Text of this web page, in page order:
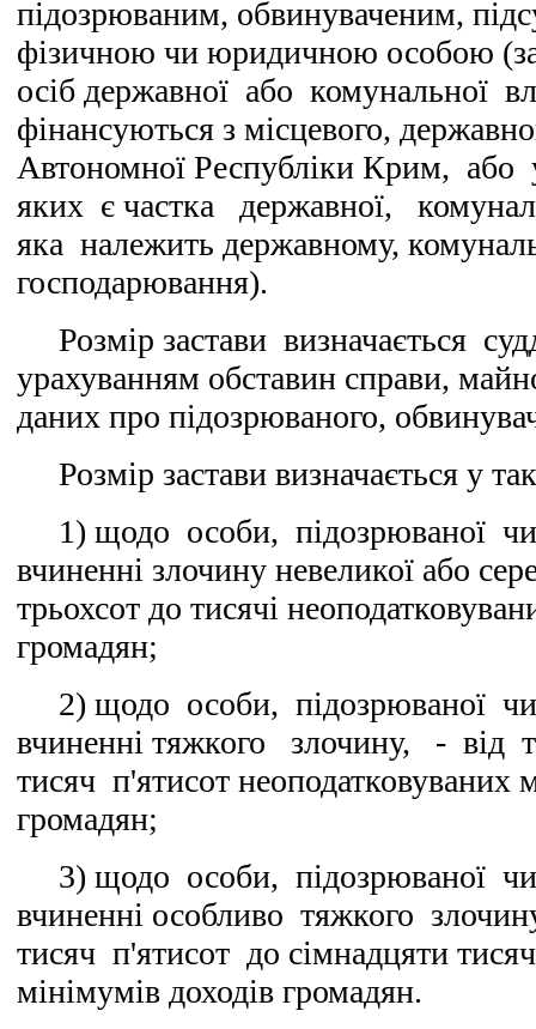
підозрюваним, обвинуваченим,
фізичною чи юридичною особою
осіб державної або комунальної
фінансуються з місцевого,
Автономної Республіки Крим, або
яких є частка державної,
яка належить державному,
господарювання).
Розмір застави визначається
урахуванням обставин справи,
даних про підозрюваного,
Розмір застави визначається у
1) щодо особи, підозрюваної
вчиненні злочину невеликої або
трьохсот до тисячі
громадян;
2) щодо особи, підозрюваної
вчиненні тяжкого злочину, - від
тисяч п'ятисот неоподатковуваних
громадян;
3) щодо особи, підозрюваної
вчиненні особливо тяжкого
тисяч п'ятисот до сімнадцяти
мінімумів доходів громадян.